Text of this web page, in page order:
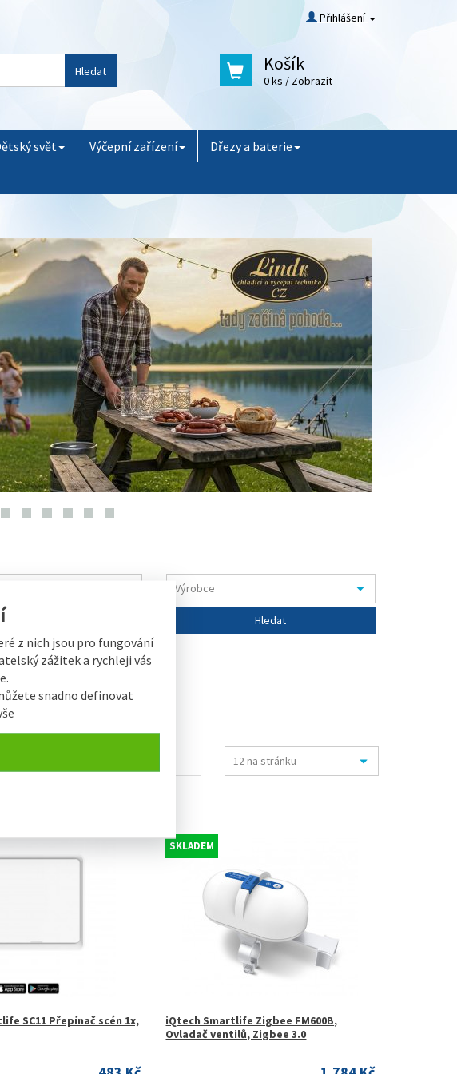
z nich jsou pro fungování
zážitek a rychleji vás
snadno definovat
Přihlášení
Hledat Košík
0 ks / Zobrazit
svět Výčepní zařízení
Dřezy a baterie
SC11 Přepínač scén 1x,
SKLADEM
iQtech Smartlife Zigbee FM600B,
Ovladač ventilů, Zigbee 3.0